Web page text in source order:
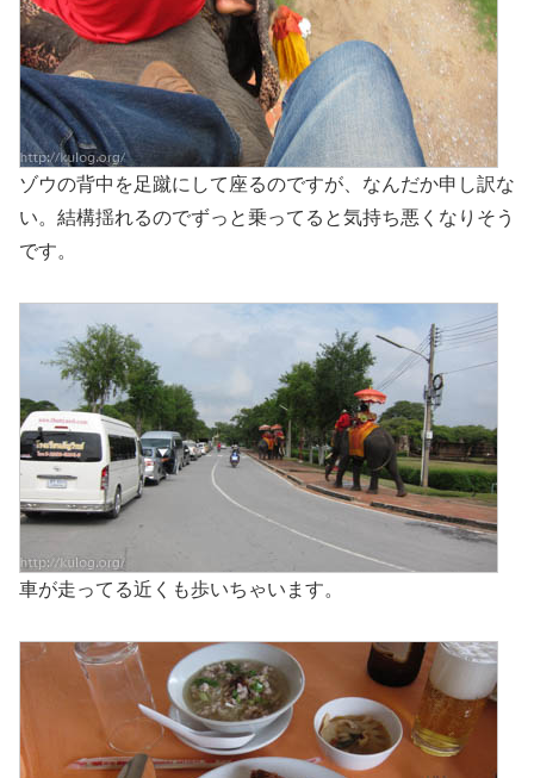
ゾウの背中を足蹴にして座るのですが、なんだか申し訳な
い。結構揺れるのでずっと乗ってると気持ち悪くなりそう
です。
車が走ってる近くも歩いちゃいます。